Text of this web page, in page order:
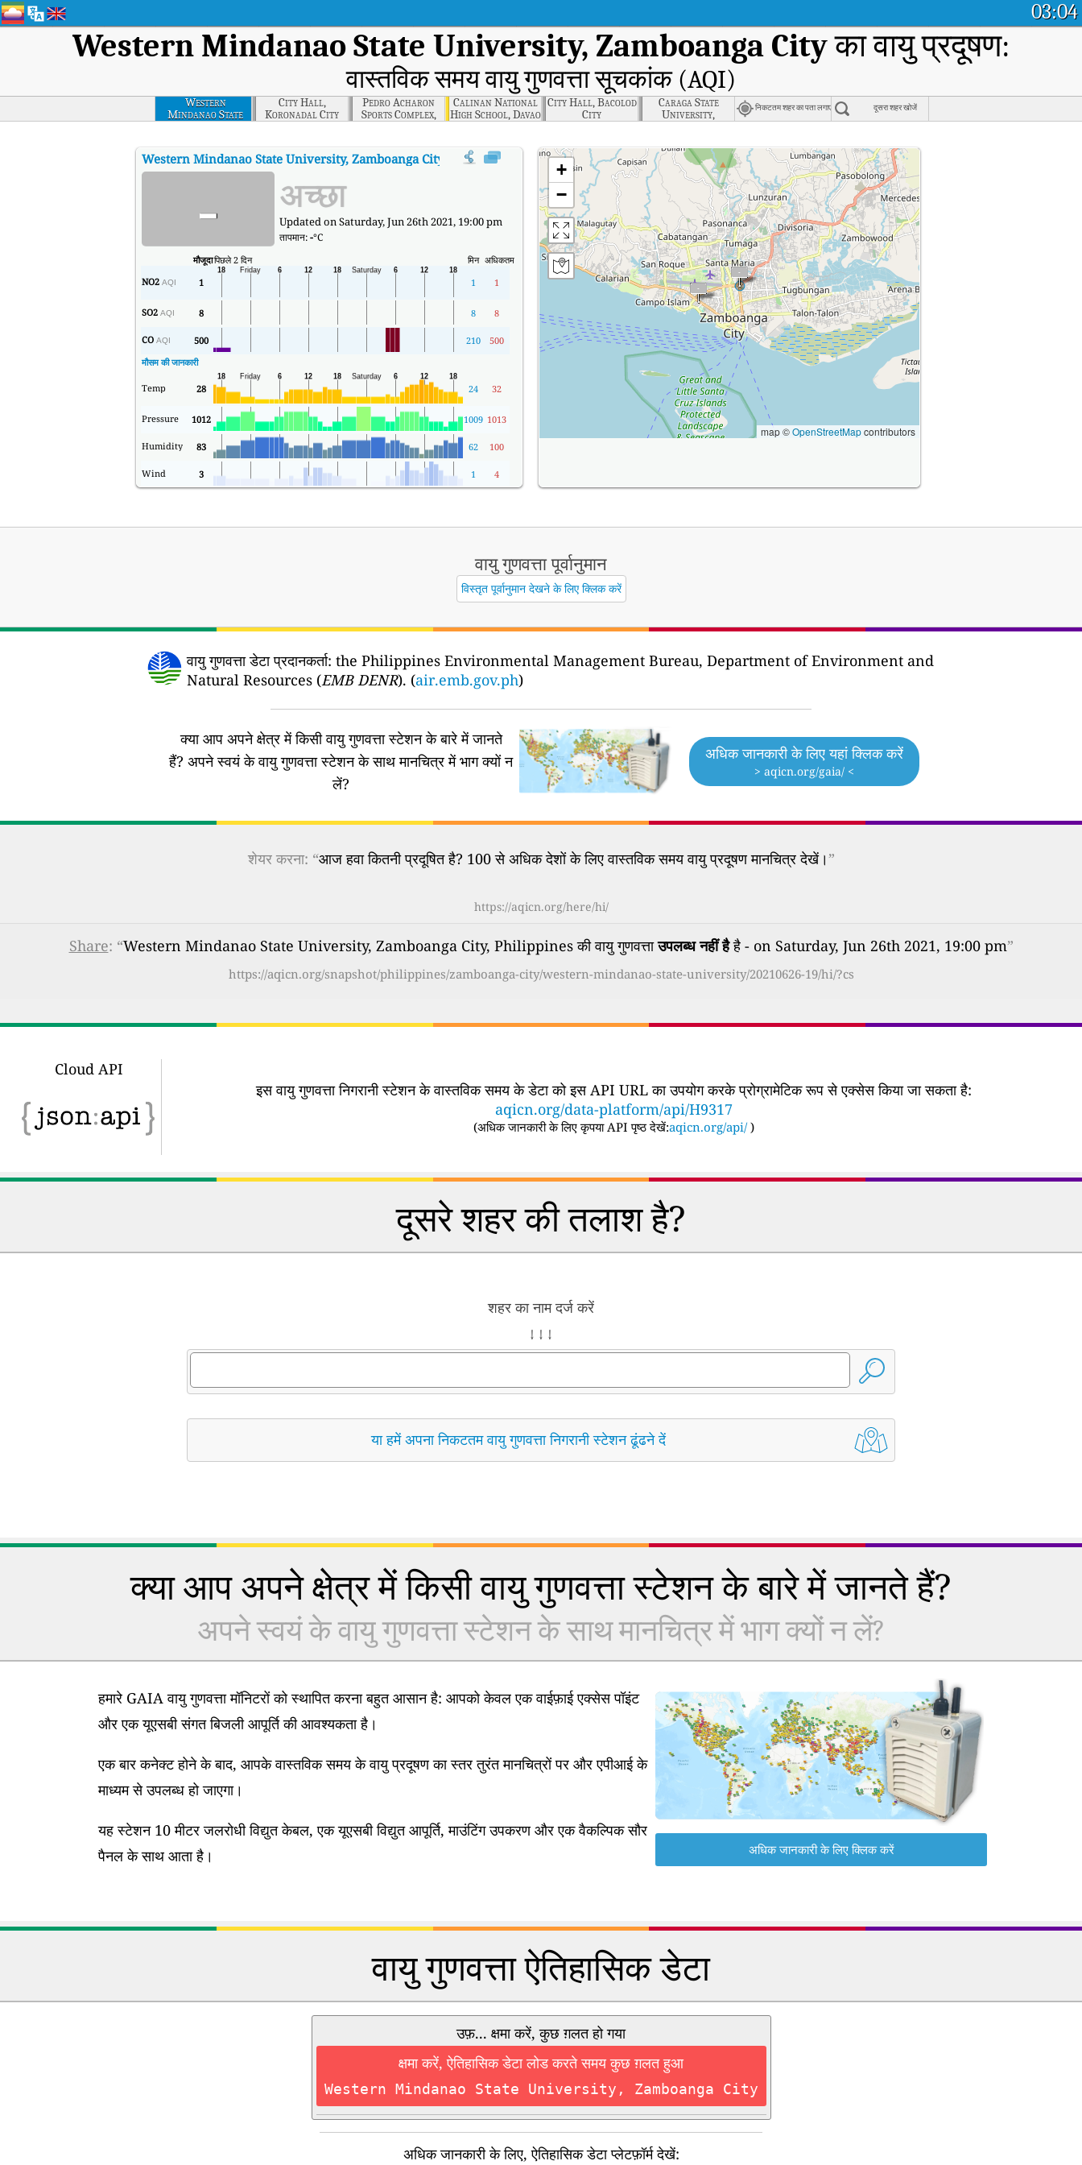
03:04
Western Mindanao State University, Zamboanga Cityका वायु प्रदूषण:
वास्तविक समय वायु गुणवत्ता सूचकांक (AQI)
Western
Mindanao State
University,
City Hall,
Koronadal City
Pedro Acharon
Sports Complex,
General Santos
Calinan National
High School, Davao
City
City Hall, Bacolod
City
Caraga State
University,
Butuan City
निकटतम शहर का पता लगाएं दूसरा शहर खोजें
Western Mindanao State University, Zamboanga City का AQI :Western Mindanao State University, Zamboanga City का वास्तविक समय वायु गुणवत्ता सूचकांक (AQI)।
- अच्छा
Updated on Saturday, Jun 26th 2021, 19:00 pm
तापमान:-°C
मौजूदापिछले 2 दिन मिन अधिकतम
NO2 AQI 1 1 1
SO2 AQI 8 8 8
CO AQI 500 210
500
मौसम की जानकारी
Temp 28 24 32
Pressure 1012 1009 1013
Humidity 83 62 100
Wind 3 1 4
+
−
map ©OpenStreetMapcontributors
वायु गुणवत्ता पूर्वानुमान
विस्तृत पूर्वानुमान देखने के लिए क्लिक करें
वायु गुणवत्ता डेटा प्रदानकर्ता: the Philippines Environmental Management Bureau, Department of Environment and
Natural Resources (EMB DENR). (air.emb.gov.ph)
क्या आप अपने क्षेत्र में किसी वायु गुणवत्ता स्टेशन के बारे में जानते
हैं? अपने स्वयं के वायु गुणवत्ता स्टेशन के साथ मानचित्र में भाग क्यों न
लें?
अधिक जानकारी के लिए यहां क्लिक करें
> aqicn.org/gaia/ <
शेयर करना: “आज हवा कितनी प्रदूषित है? 100 से अधिक देशों के लिए वास्तविक समय वायु प्रदूषण मानचित्र देखें।”
https://aqicn.org/here/hi/
Share: “Western Mindanao State University, Zamboanga City, Philippines की वायु गुणवत्ताउपलब्ध नहीं हैहै - on Saturday, Jun 26th 2021, 19:00 pm”
https://aqicn.org/snapshot/philippines/zamboanga-city/western-mindanao-state-university/20210626-19/hi/?cs
Cloud API
इस वायु गुणवत्ता निगरानी स्टेशन के वास्तविक समय के डेटा को इस API URL का उपयोग करके प्रोग्रामेटिक रूप से एक्सेस किया जा सकता है:
aqicn.org/data-platform/api/H9317
(अधिक जानकारी के लिए कृपया API पृष्ठ देखें:aqicn.org/api/ )
दूसरे शहर की तलाश है?
शहर का नाम दर्ज करें
↓ ↓ ↓
या हमें अपना निकटतम वायु गुणवत्ता निगरानी स्टेशन ढूंढने दें
क्या आप अपने क्षेत्र में किसी वायु गुणवत्ता स्टेशन के बारे में जानते हैं?
अपने स्वयं के वायु गुणवत्ता स्टेशन के साथ मानचित्र में भाग क्यों न लें?
हमारे GAIA वायु गुणवत्ता मॉनिटरों को स्थापित करना बहुत आसान है: आपको केवल एक वाईफ़ाई एक्सेस पॉइंट
और एक यूएसबी संगत बिजली आपूर्ति की आवश्यकता है।
एक बार कनेक्ट होने के बाद, आपके वास्तविक समय के वायु प्रदूषण का स्तर तुरंत मानचित्रों पर और एपीआई के
माध्यम से उपलब्ध हो जाएगा।
यह स्टेशन 10 मीटर जलरोधी विद्युत केबल, एक यूएसबी विद्युत आपूर्ति, माउंटिंग उपकरण और एक वैकल्पिक सौर
पैनल के साथ आता है।
अधिक जानकारी के लिए क्लिक करें
वायु गुणवत्ता ऐतिहासिक डेटा
उफ़... क्षमा करें, कुछ ग़लत हो गया
क्षमा करें, ऐतिहासिक डेटा लोड करते समय कुछ ग़लत हुआ
Western Mindanao State University, Zamboanga City
अधिक जानकारी के लिए, ऐतिहासिक डेटा प्लेटफ़ॉर्म देखें: